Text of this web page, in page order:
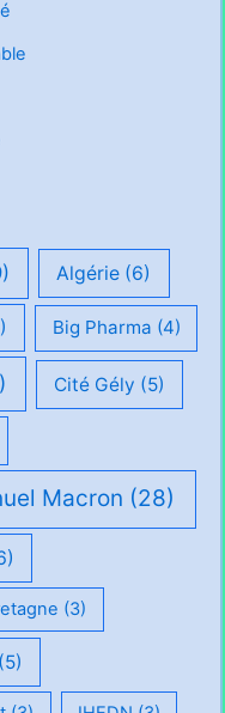
Algérie (6)
Big Pharma (4)
Cité Gély (5)
Macron (28)
(3)
(5)